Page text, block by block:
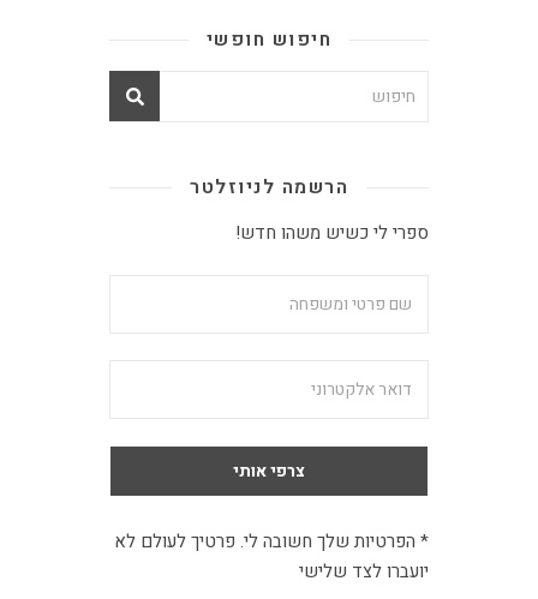
חיפוש חופשי
הרשמה לניוזלטר
ספרי לי כשיש משהו חדש!
* הפרטיות שלך חשובה לי. פרטיך לעולם לא
יועברו לצד שלישי